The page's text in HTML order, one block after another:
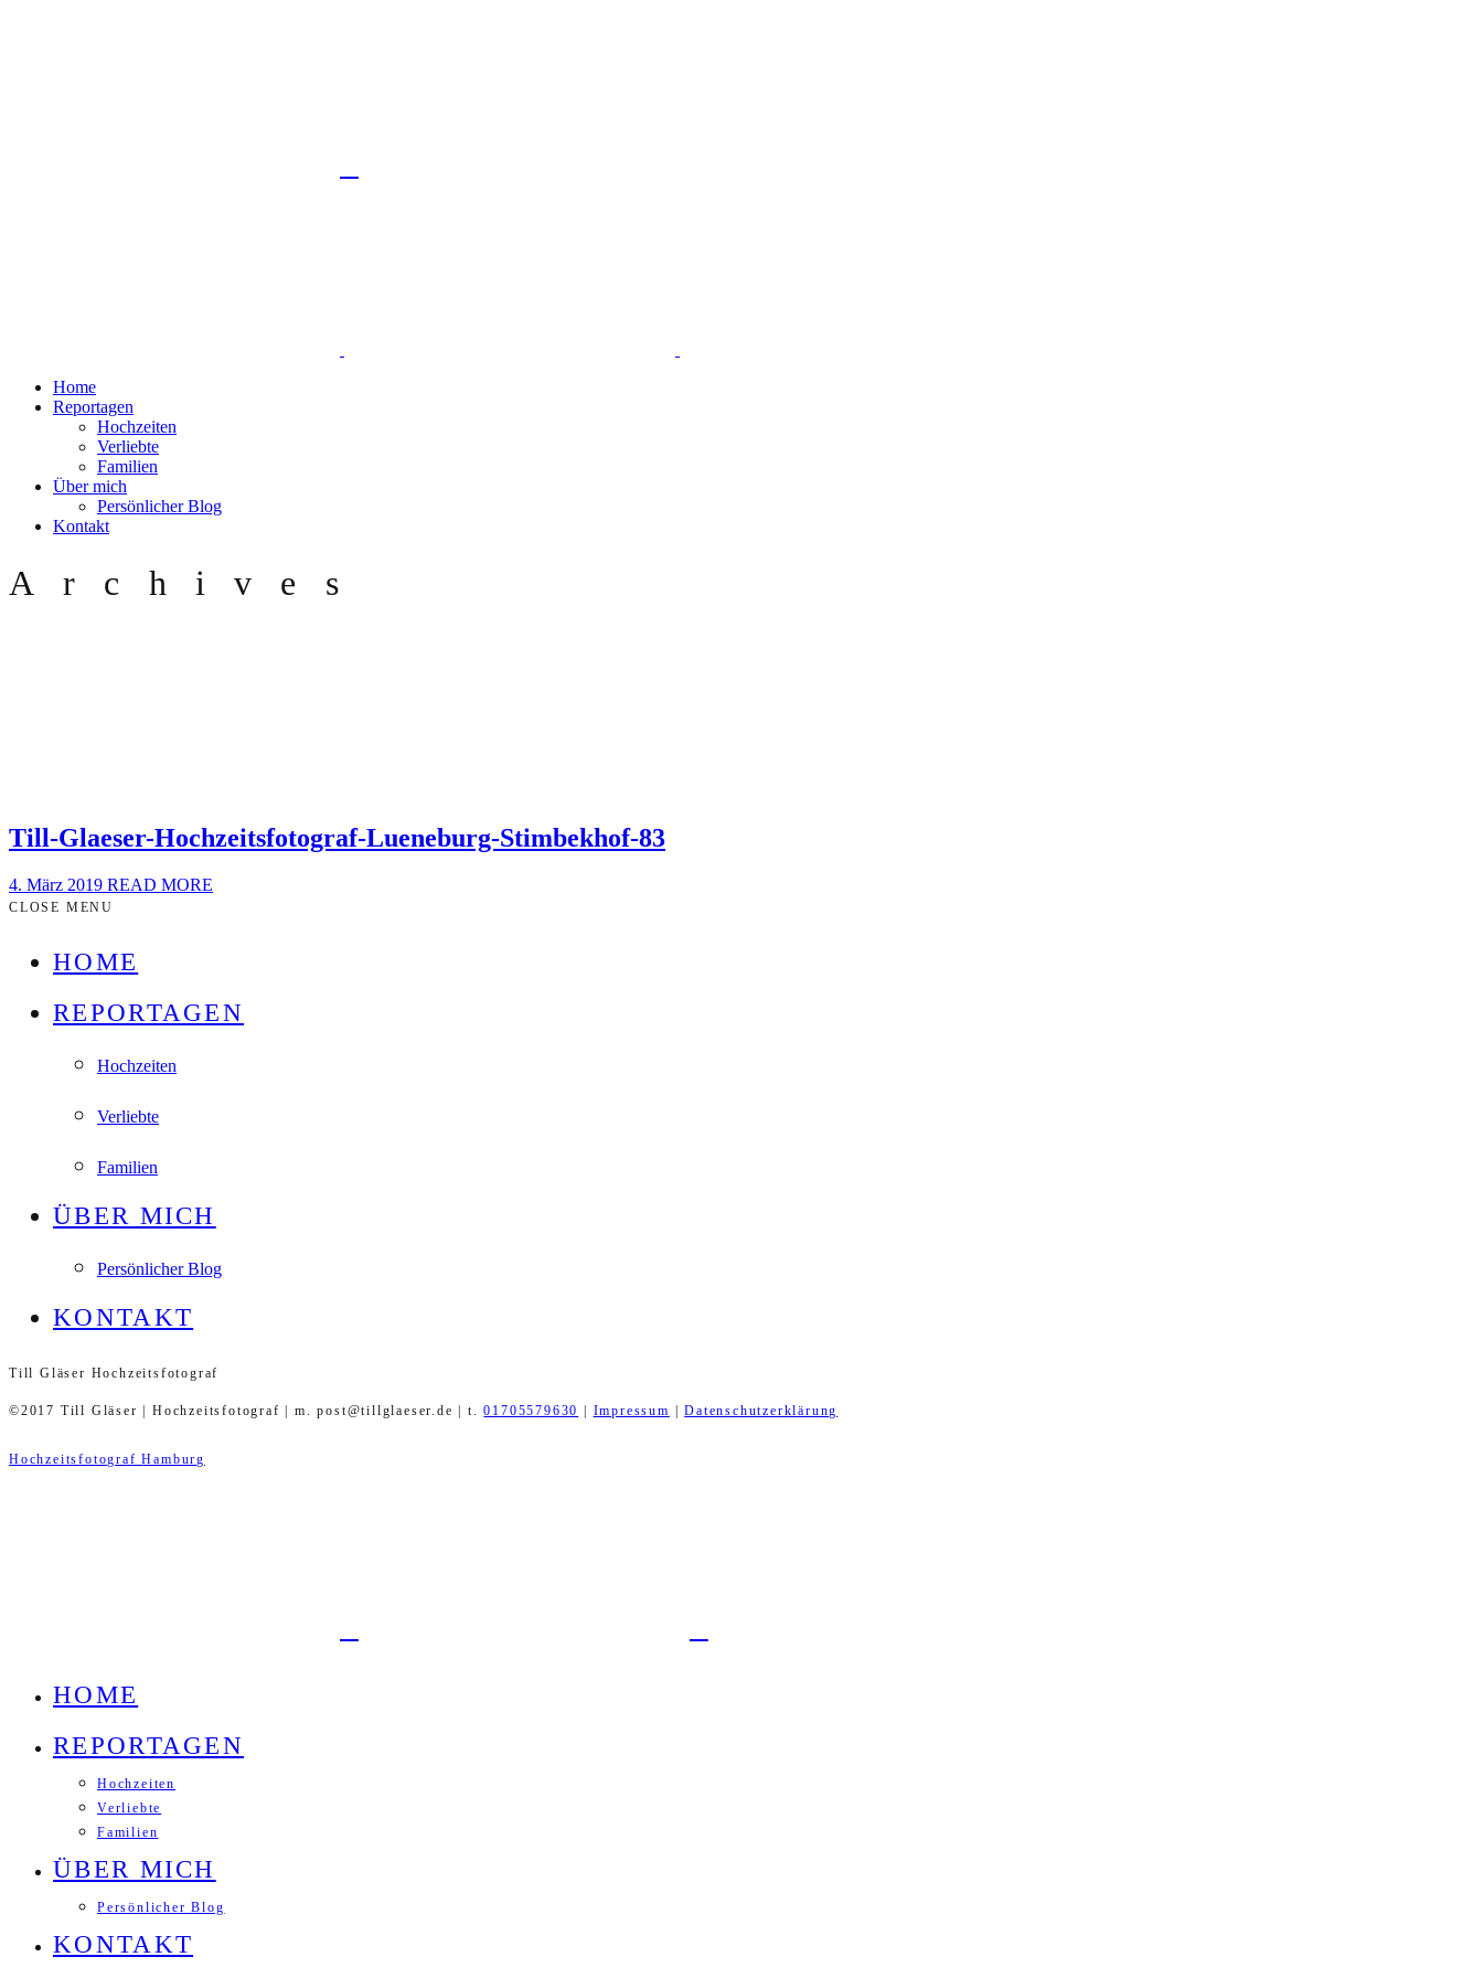
Home
Reportagen
Hochzeiten
Verliebte
Familien
Über mich
Persönlicher Blog
Kontakt
Archives
Till-Glaeser-Hochzeitsfotograf-Lueneburg-Stimbekhof-83
4. März 2019 READ MORE
CLOSE MENU
HOME
REPORTAGEN
Hochzeiten
Verliebte
Familien
ÜBER MICH
Persönlicher Blog
KONTAKT
Till Gläser Hochzeitsfotograf
©2017 Till Gläser | Hochzeitsfotograf | m. post@tillglaeser.de | t.01705579630 | Impressum |Datenschutzerklärung
Hochzeitsfotograf Hamburg
HOME
REPORTAGEN
Hochzeiten
Verliebte
Familien
ÜBER MICH
Persönlicher Blog
KONTAKT